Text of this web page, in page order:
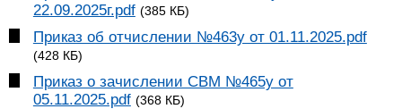
22.09.2025г.pdf (385 КБ)
Приказ об отчислении №463у от 01.11.2025.pdf
(428 КБ)
Приказ о зачислении СВМ №465у от
05.11.2025.pdf (368 КБ)